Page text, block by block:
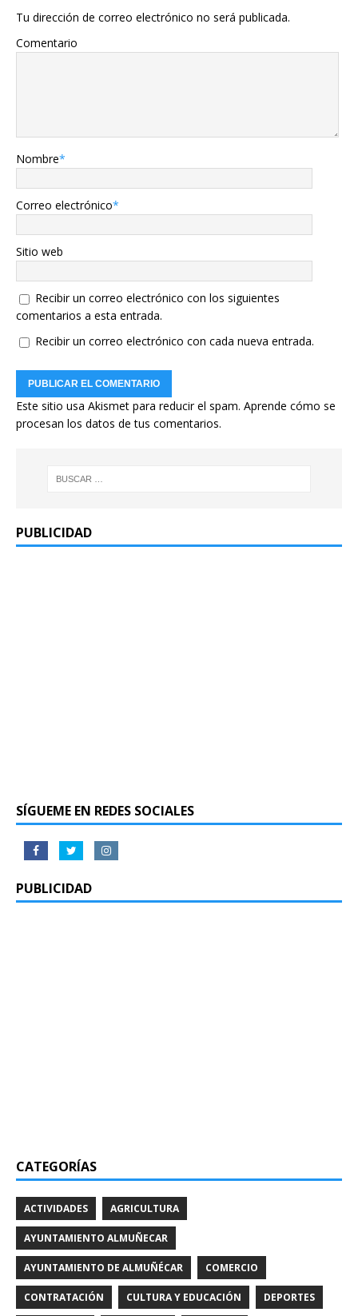
Tu dirección de correo electrónico no será publicada.
Comentario
Nombre*
Correo electrónico*
Sitio web
Recibir un correo electrónico con los siguientes
comentarios a esta entrada.
Recibir un correo electrónico con cada nueva entrada.
Este sitio usa Akismet para reducir el spam. Aprende cómo se
procesan los datos de tus comentarios.
PUBLICIDAD
SÍGUEME EN REDES SOCIALES
PUBLICIDAD
CATEGORÍAS
ACTIVIDADES AGRICULTURA
AYUNTAMIENTO ALMUÑECAR
AYUNTAMIENTO DE ALMUÑÉCAR COMERCIO
CONTRATACIÓN CULTURA Y EDUCACIÓN DEPORTES